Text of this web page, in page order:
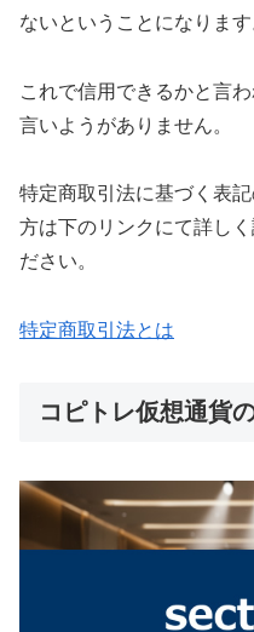
ないということになります
これで信用できるかと言
言いようがありません。
特定商取引法に基づく表
方は下のリンクにて詳し
ださい。
特定商取引法とは
コピトレ仮想通貨